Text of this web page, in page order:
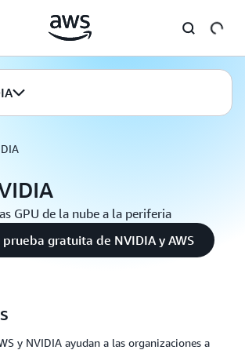
GPU de la nube a la periferia
gratuita de NVIDIA y AWS
y NVIDIA ayudan a las organizaciones a